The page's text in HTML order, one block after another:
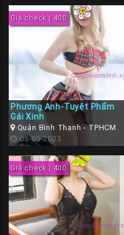
Các
TP
Nguyên
TP
Miền
Trung
Các
TP
Miền
Tây
Các
Giá check | 400
Phương Anh-Tuyệt Phẩm
Gái Xinh
Quận Bình Thạnh - TPHCM
05-05-2023
Giá check | 400